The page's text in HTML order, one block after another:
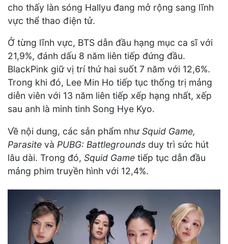
cho thấy làn sóng Hallyu đang mở rộng sang lĩnh
vực thể thao điện tử.
Ở từng lĩnh vực, BTS dẫn đầu hạng mục ca sĩ với
21,9%, đánh dấu 8 năm liên tiếp đứng đầu.
BlackPink giữ vị trí thứ hai suốt 7 năm với 12,6%.
Trong khi đó, Lee Min Ho tiếp tục thống trị mảng
diễn viên với 13 năm liên tiếp xếp hạng nhất, xếp
sau anh là minh tinh Song Hye Kyo.
Về nội dung, các sản phẩm nhưSquid Game,
Parasite và PUBG: Battlegrounds duy trì sức hút
lâu dài. Trong đó, Squid Game tiếp tục dẫn đầu
mảng phim truyền hình với 12,4%.